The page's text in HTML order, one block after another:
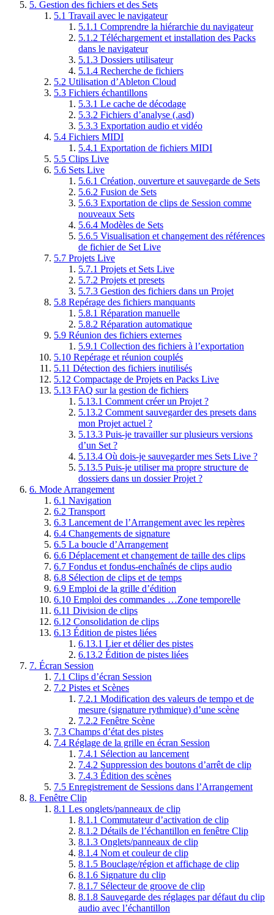
5. Gestion des fichiers et des Sets
5.1 Travail avec le navigateur
5.1.1 Comprendre la hiérarchie du navigateur
5.1.2 Téléchargement et installation des Packs
dans le navigateur
5.1.3 Dossiers utilisateur
5.1.4 Recherche de fichiers
5.2 Utilisation d’Ableton Cloud
5.3 Fichiers échantillons
5.3.1 Le cache de décodage
5.3.2 Fichiers d’analyse (.asd)
5.3.3 Exportation audio et vidéo
5.4 Fichiers MIDI
5.4.1 Exportation de fichiers MIDI
5.5 Clips Live
5.6 Sets Live
5.6.1 Création, ouverture et sauvegarde de Sets
5.6.2 Fusion de Sets
5.6.3 Exportation de clips de Session comme
nouveaux Sets
5.6.4 Modèles de Sets
5.6.5 Visualisation et changement des références
de fichier de Set Live
5.7 Projets Live
5.7.1 Projets et Sets Live
5.7.2 Projets et presets
5.7.3 Gestion des fichiers dans un Projet
5.8 Repérage des fichiers manquants
5.8.1 Réparation manuelle
5.8.2 Réparation automatique
5.9 Réunion des fichiers externes
5.9.1 Collection des fichiers à l’exportation
5.10 Repérage et réunion couplés
5.11 Détection des fichiers inutilisés
5.12 Compactage de Projets en Packs Live
5.13 FAQ sur la gestion de fichiers
5.13.1 Comment créer un Projet ?
5.13.2 Comment sauvegarder des presets dans
mon Projet actuel ?
5.13.3 Puis-je travailler sur plusieurs versions
d’un Set ?
5.13.4 Où dois-je sauvegarder mes Sets Live ?
5.13.5 Puis-je utiliser ma propre structure de
dossiers dans un dossier Projet ?
6. Mode Arrangement
6.1 Navigation
6.2 Transport
6.3 Lancement de l’Arrangement avec les repères
6.4 Changements de signature
6.5 La boucle d’Arrangement
6.6 Déplacement et changement de taille des clips
6.7 Fondus et fondus-enchaînés de clips audio
6.8 Sélection de clips et de temps
6.9 Emploi de la grille d’édition
6.10 Emploi des commandes …Zone temporelle
6.11 Division de clips
6.12 Consolidation de clips
6.13 Édition de pistes liées
6.13.1 Lier et délier des pistes
6.13.2 Édition de pistes liées
7. Écran Session
7.1 Clips d’écran Session
7.2 Pistes et Scènes
7.2.1 Modification des valeurs de tempo et de
mesure (signature rythmique) d’une scène
7.2.2 Fenêtre Scène
7.3 Champs d’état des pistes
7.4 Réglage de la grille en écran Session
7.4.1 Sélection au lancement
7.4.2 Suppression des boutons d’arrêt de clip
7.4.3 Édition des scènes
7.5 Enregistrement de Sessions dans l’Arrangement
8. Fenêtre Clip
8.1 Les onglets/panneaux de clip
8.1.1 Commutateur d’activation de clip
8.1.2 Détails de l’échantillon en fenêtre Clip
8.1.3 Onglets/panneaux de clip
8.1.4 Nom et couleur de clip
8.1.5 Bouclage/région et affichage de clip
8.1.6 Signature du clip
8.1.7 Sélecteur de groove de clip
8.1.8 Sauvegarde des réglages par défaut du clip
audio avec l’échantillon